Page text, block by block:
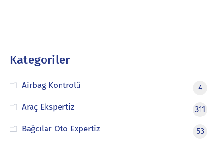
Kategoriler
Airbag Kontrolü
4
Araç Ekspertiz
311
Bağcılar Oto Expertiz
53